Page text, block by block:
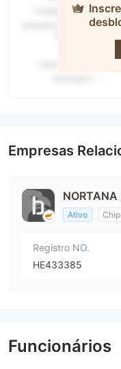
Empresas
Ativo
Registro NO.
HE433385
Funcionários